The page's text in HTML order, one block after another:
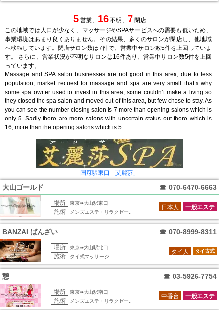
5営業、 16不明、 7 閉店
この地域では人口が少なく、マッサージやSPAサービスへの需要も低いため、
事業環境はあまり良くありません。その結果、多くのサロンが閉店し、他地域
へ移転しています。閉店サロン数は7件で、営業中サロン数5件を上回っていま
す。 さらに、営業状況が不明なサロンは16件あり、営業中サロン数5件を上回
っています。
Massage and SPA salon businesses are not good in this area, due to less
population, market request for massage and spa are very small that’s why
some spa owner used to invest in this area, some couldn’t make a living so
they closed the spa salon and moved out of this area, but few chose to stay. As
you can see the number closing salon is 7 more than opening salons which is
only 5. Sadly there are more salons with uncertain status out there which is
16, more than the opening salons which is 5.
国府駅東口「艾麗莎」
大山ゴールド ☎ 070-6470-6663
場所 東京➠大山駅東口
施術 メンズエステ・リラクゼー..
一般エステ
日本人
BANZAI ばんざい ☎ 070-8999-8311
場所 東京➠大山駅北口
施術 タイ式マッサージ
タイ古式
タイ人
憩 ☎ 03-5926-7754
場所 東京➠大山駅南口
施術 メンズエステ・リラクゼー..
一般エステ
中香台